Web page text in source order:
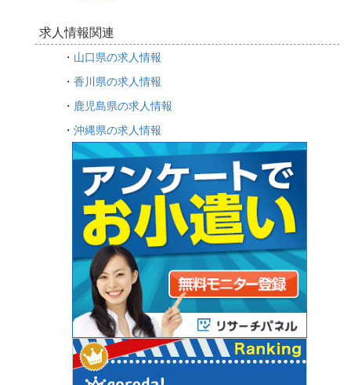
求人情報関連
・ 山口県の求人情報
・ 香川県の求人情報
・ 鹿児島県の求人情報
・ 沖縄県の求人情報